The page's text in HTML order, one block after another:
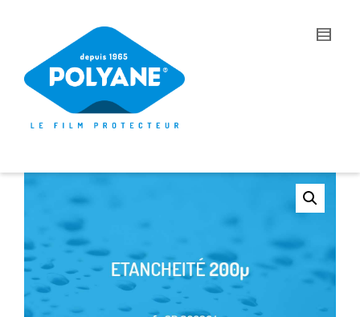
I'm looking for
.
Show me the
Super Search